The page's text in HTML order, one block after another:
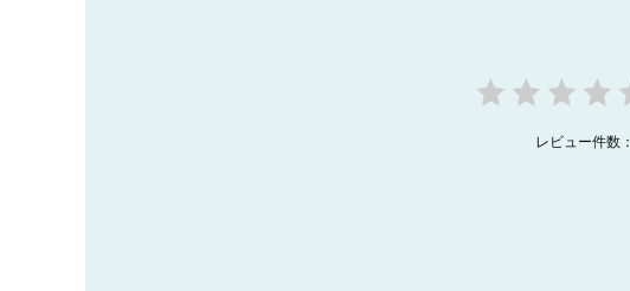
レビュー件数：